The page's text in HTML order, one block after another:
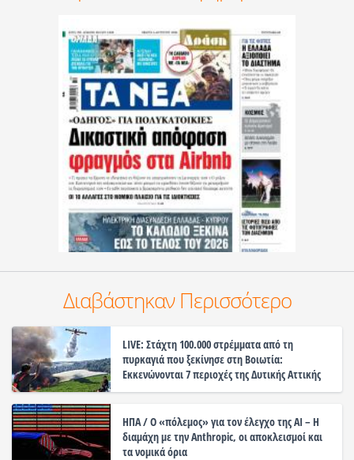
Διαβάστηκαν Περισσότερο
LIVE: Στάχτη 100.000 στρέμματα από τη
πυρκαγιά που ξεκίνησε στη Βοιωτία:
Εκκενώνονται 7 περιοχές της Δυτικής Αττικής
ΗΠΑ / Ο «πόλεμος» για τον έλεγχο της ΑΙ – Η
διαμάχη με την Anthropic, οι αποκλεισμοί και
τα νομικά όρια